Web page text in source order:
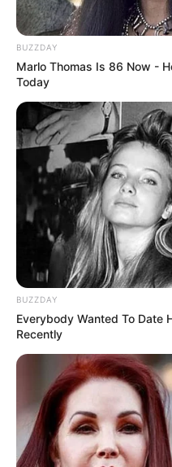
BUZZDAY
Marlo Thomas Is 86 Now -
Today
BUZZDAY
Everybody Wanted To Date
Recently